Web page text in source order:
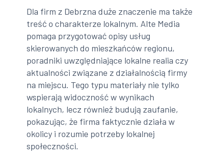
Dla firm z Debrzna duże znaczenie ma także
treść o charakterze lokalnym. Alte Media
pomaga przygotować opisy usług
skierowanych do mieszkańców regionu,
poradniki uwzględniające lokalne realia czy
aktualności związane z działalnością firmy
na miejscu. Tego typu materiały nie tylko
wspierają widoczność w wynikach
lokalnych, lecz również budują zaufanie,
pokazując, że firma faktycznie działa w
okolicy i rozumie potrzeby lokalnej
społeczności.